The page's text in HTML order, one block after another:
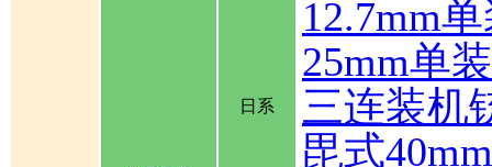
日系
12.7mm
25mm单
三连装机
毘式